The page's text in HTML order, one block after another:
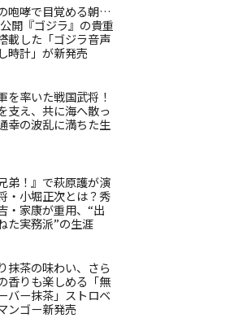
咆哮で目覚める朝…
開『ゴジラ』の貴重
載した「ゴジラ音声
時計」が新発売
を率いた戦国武将！
支え、共に海へ散っ
幸の波乱に満ちた生
弟！』で萩原護が演
・小堀正次とは？秀
・家康が重用、“出
た実務派”の生涯
抹茶の味わい、さら
香りも楽しめる「無
バー抹茶」ストロベ
ンゴー新発売